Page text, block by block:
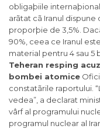
obligaþiile
arãtat cã Iranul
proporþie de 3,5%.
90%, ceea ce Iranul
material pentru 4 sau 5
Teheran resping
bombei atomice
constatãrile raportului.
vedea”, a declarat
vârf al programului
programul nuclear al